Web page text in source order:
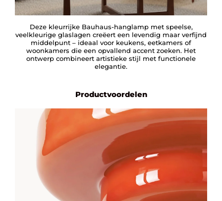
Deze kleurrijke Bauhaus-hanglamp met speelse,
veelkleurige glaslagen creëert een levendig maar verfijnd
middelpunt – ideaal voor keukens, eetkamers of
woonkamers die een opvallend accent zoeken. Het
ontwerp combineert artistieke stijl met functionele
elegantie.
Productvoordelen